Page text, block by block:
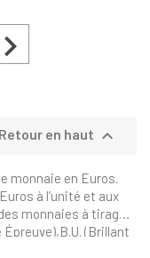

Retour en haut 
monnaie en Euros.
à l’unité et aux
monnaies à tirage
(Brillant